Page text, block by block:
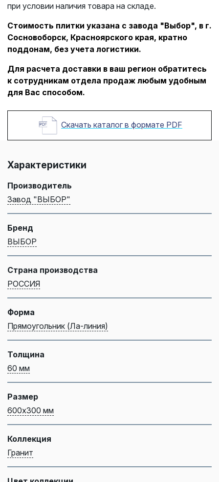
при условии наличия товара на складе.
Стоимость плитки указана с завода "Выбор", в г.
Сосновоборск, Красноярского края, кратно
поддонам, без учета логистики.
Для расчета доставки в ваш регион обратитесь
к сотрудникам отдела продаж любым удобным
для Вас способом.
Скачать каталог в формате PDF
Характеристики
Производитель
Завод "ВЫБОР"
Бренд
ВЫБОР
Страна производства
РОССИЯ
Форма
Прямоугольник (Ла-линия)
Толщина
60 мм
Размер
600х300 мм
Коллекция
Гранит